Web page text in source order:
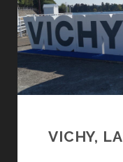
VICHY,